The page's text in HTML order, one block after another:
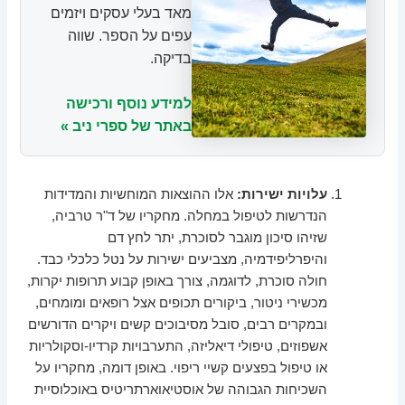
מאד בעלי עסקים ויזמים
עפים על הספר. שווה
בדיקה.
למידע נוסף ורכישה
באתר של ספרי ניב »
עלויות ישירות: אלו ההוצאות המוחשיות והמדידות
הנדרשות לטיפול במחלה. מחקריו של ד"ר טרביה,
שזיהו סיכון מוגבר לסוכרת, יתר לחץ דם
והיפרליפידמיה, מצביעים ישירות על נטל כלכלי כבד.
חולה סוכרת, לדוגמה, צורך באופן קבוע תרופות יקרות,
מכשירי ניטור, ביקורים תכופים אצל רופאים ומומחים,
ובמקרים רבים, סובל מסיבוכים קשים ויקרים הדורשים
אשפוזים, טיפולי דיאליזה, התערבויות קרדיו-וסקולריות
או טיפול בפצעים קשיי ריפוי. באופן דומה, מחקריו על
השכיחות הגבוהה של אוסטיאוארתריטיס באוכלוסיית